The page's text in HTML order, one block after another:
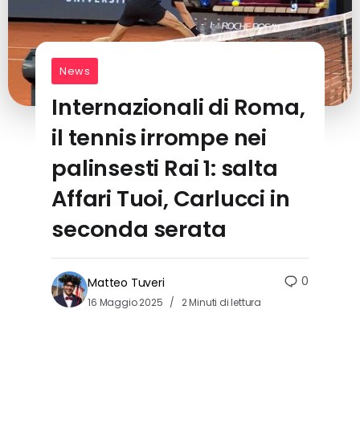
News
Internazionali di Roma,
il tennis irrompe nei
palinsesti Rai 1: salta
Affari Tuoi, Carlucci in
seconda serata
Matteo Tuveri
16 Maggio 2025 2 Minuti di lettura
0